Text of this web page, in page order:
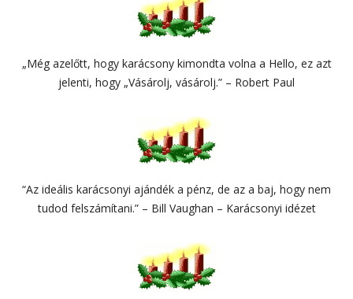
„Még azelőtt, hogy karácsony kimondta volna a Hello, ez azt
jelenti, hogy „Vásárolj, vásárolj.” – Robert Paul
“Az ideális karácsonyi ajándék a pénz, de az a baj, hogy nem
tudod felszámítani.” – Bill Vaughan – Karácsonyi idézet